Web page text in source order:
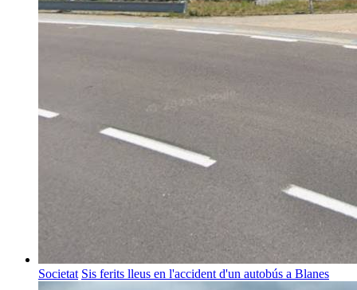
Societat Sis ferits lleus en l'accident d'un autobús a Blanes